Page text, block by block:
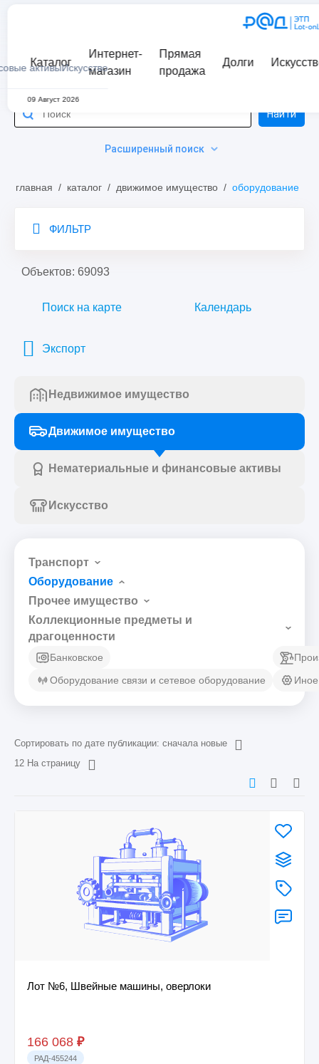
активыИскусство
Каталог
Интернет-
магазин
Прямая
продажа
Долги
09 Август 2026
Расширенный поиск
Найти
главная / каталог / движимое имущество / оборудование
ФИЛЬТР
Объектов: 69093
Поиск на карте Календарь
Экспорт
Недвижимое имущество
Движимое имущество
Нематериальные и финансовые активы
Искусство
Транспорт
Оборудование
Прочее имущество
Коллекционные предметы и
драгоценности
Банковское
Оборудование связи и сетевое оборудование
Сортировать по дате публикации: сначала новые
12 На страницу
Лот №6, Швейные машины, оверлоки
166 068 ₽
РАД-455244